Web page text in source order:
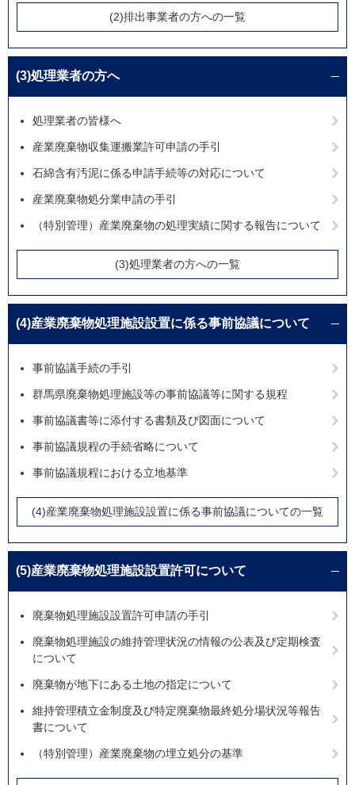
(2)排出事業者の方への一覧
(3)処理業者の方へ
処理業者の皆様へ
産業廃棄物収集運搬業許可申請の手引
石綿含有汚泥に係る申請手続等の対応について
産業廃棄物処分業申請の手引
（特別管理）産業廃棄物の処理実績に関する報告について
(3)処理業者の方への一覧
(4)産業廃棄物処理施設設置に係る事前協議について
事前協議手続の手引
群馬県廃棄物処理施設等の事前協議等に関する規程
事前協議書等に添付する書類及び図面について
事前協議規程の手続省略について
事前協議規程における立地基準
(4)産業廃棄物処理施設設置に係る事前協議についての一覧
(5)産業廃棄物処理施設設置許可について
廃棄物処理施設設置許可申請の手引
廃棄物処理施設の維持管理状況の情報の公表及び定期検査
について
廃棄物が地下にある土地の指定について
維持管理積立金制度及び特定廃棄物最終処分場状況等報告
書について
（特別管理）産業廃棄物の埋立処分の基準